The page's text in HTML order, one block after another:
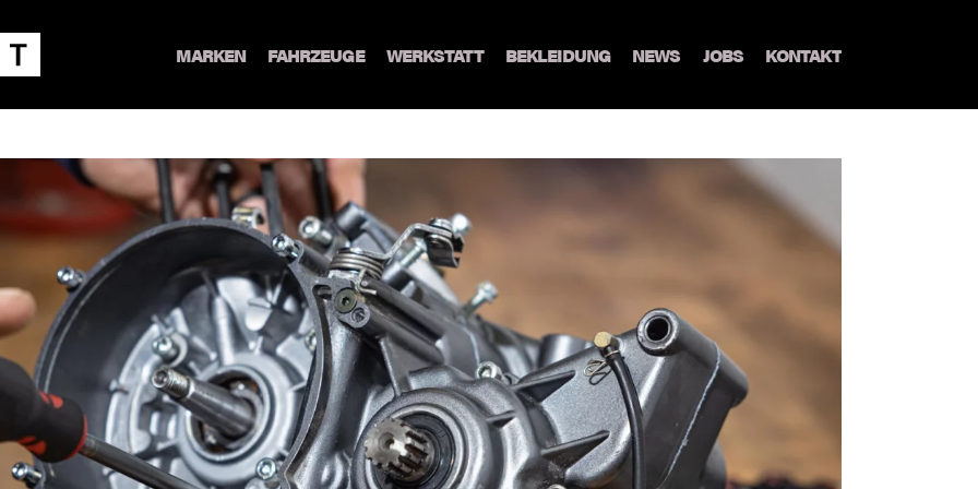
MARKEN FAHRZEUGE WERKSTATT BEKLEIDUNG NEWS JOBS KONTAKT